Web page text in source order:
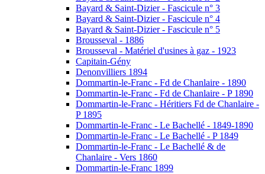
Bayard & Saint-Dizier - Fascicule n° 3
Bayard & Saint-Dizier - Fascicule n° 4
Bayard & Saint-Dizier - Fascicule n° 5
Brousseval - 1886
Brousseval - Matériel d'usines à gaz - 1923
Capitain-Gény
Denonvilliers 1894
Dommartin-le-Franc - Fd de Chanlaire - 1890
Dommartin-le-Franc - Fd de Chanlaire - P 1890
Dommartin-le-Franc - Héritiers Fd de Chanlaire -
P 1895
Dommartin-le-Franc - Le Bachellé - 1849-1890
Dommartin-le-Franc - Le Bachellé - P 1849
Dommartin-le-Franc - Le Bachellé & de
Chanlaire - Vers 1860
Dommartin-le-Franc 1899